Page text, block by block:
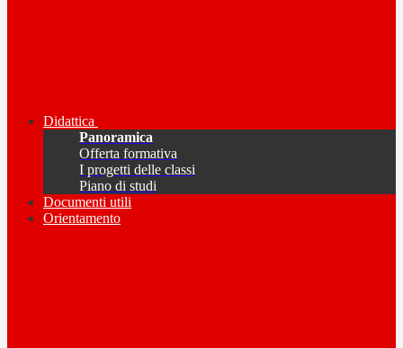
Didattica
Panoramica
Offerta formativa
I progetti delle classi
Piano di studi
Documenti utili
Orientamento